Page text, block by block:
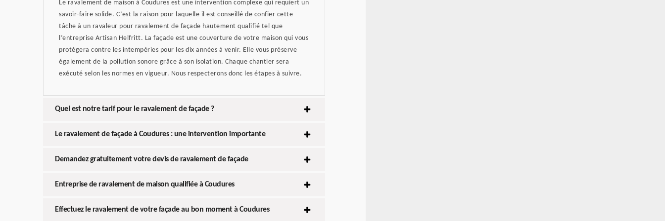
Le ravalement de maison à Coudures est une intervention complexe qui requiert un
savoir-faire solide. C’est la raison pour laquelle il est conseillé de confier cette
tâche à un ravaleur pour ravalement de façade hautement qualifié tel que
l’entreprise Artisan Helfritt. La façade est une couverture de votre maison qui vous
protégera contre les intempéries pour les dix années à venir. Elle vous préserve
également de la pollution sonore grâce à son isolation. Chaque chantier sera
exécuté selon les normes en vigueur. Nous respecterons donc les étapes à suivre.
Quel est notre tarif pour le ravalement de façade ?
Le ravalement de façade à Coudures : une intervention importante
Demandez gratuitement votre devis de ravalement de façade
Entreprise de ravalement de maison qualifiée à Coudures
Effectuez le ravalement de votre façade au bon moment à Coudures